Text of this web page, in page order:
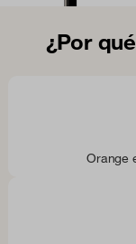
¿Por
Orange